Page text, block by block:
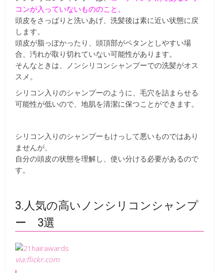
コンが入っていないもののこと。
頭皮をさっぱりと洗いあげ、洗髪後は素に近い状態に戻
します。
頭皮が脂っぽかったり、頭頂部がペタンとしやすい場
合、汚れが取り切れていない可能性があります。
そんなときは、ノンシリコンシャンプーでの洗髪がオス
スメ。
シリコン入りのシャンプーのように、毛穴を詰まらせる
可能性が低いので、地肌を清潔に保つことができます。
シリコン入りのシャンプーもけっして悪いものではあり
ませんが、
自分の頭皮の状態を理解し、使い分ける必要があるので
す。
3.人気の高いノンシリコンシャンプ
ー 3選
via:flickr.com